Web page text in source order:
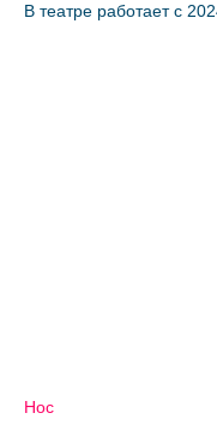
В театре работает с
Нос